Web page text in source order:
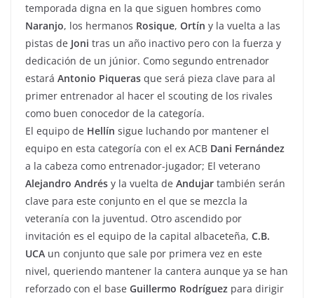
temporada digna en la que siguen hombres como
Naranjo, los hermanos Rosique, Ortín y la vuelta a las
pistas de Joni tras un año inactivo pero con la fuerza y
dedicación de un júnior. Como segundo entrenador
estará Antonio Piqueras que será pieza clave para al
primer entrenador al hacer el scouting de los rivales
como buen conocedor de la categoría.
El equipo de Hellín sigue luchando por mantener el
equipo en esta categoría con el ex ACB Dani Fernández
a la cabeza como entrenador-jugador; El veterano
Alejandro Andrés y la vuelta de Andujar también serán
clave para este conjunto en el que se mezcla la
veteranía con la juventud. Otro ascendido por
invitación es el equipo de la capital albaceteña, C.B.
UCA un conjunto que sale por primera vez en este
nivel, queriendo mantener la cantera aunque ya se han
reforzado con el base Guillermo Rodríguez para dirigir